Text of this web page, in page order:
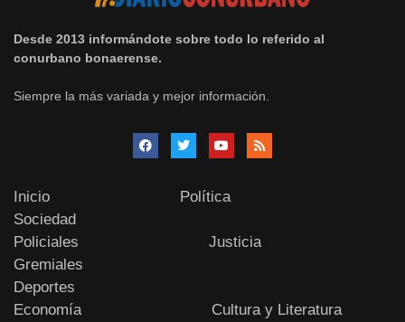
Desde 2013 informándote sobre todo lo referido al
conurbano bonaerense.
Siempre la más variada y mejor información.
Inicio
Política
Sociedad
Policiales
Justicia
Gremiales
Deportes
Economía
Cultura y Literatura